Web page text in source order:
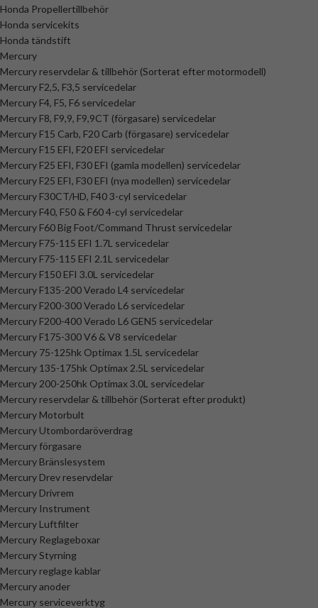
Honda Propellertillbehör
Honda servicekits
Honda tändstift
Mercury
Mercury reservdelar & tillbehör (Sorterat efter motormodell)
Mercury F2,5, F3,5 servicedelar
Mercury F4, F5, F6 servicedelar
Mercury F8, F9,9, F9,9CT (förgasare) servicedelar
Mercury F15 Carb, F20 Carb (förgasare) servicedelar
Mercury F15 EFI, F20 EFI servicedelar
Mercury F25 EFI, F30 EFI (gamla modellen) servicedelar
Mercury F25 EFI, F30 EFI (nya modellen) servicedelar
Mercury F30CT/HD, F40 3-cyl servicedelar
Mercury F40, F50 & F60 4-cyl servicedelar
Mercury F60 Big Foot/Command Thrust servicedelar
Mercury F75-115 EFI 1.7L servicedelar
Mercury F75-115 EFI 2.1L servicedelar
Mercury F150 EFI 3.0L servicedelar
Mercury F135-200 Verado L4 servicedelar
Mercury F200-300 Verado L6 servicedelar
Mercury F200-400 Verado L6 GEN5 servicedelar
Mercury F175-300 V6 & V8 servicedelar
Mercury 75-125hk Optimax 1.5L servicedelar
Mercury 135-175hk Optimax 2.5L servicedelar
Mercury 200-250hk Optimax 3.0L servicedelar
Mercury reservdelar & tillbehör (Sorterat efter produkt)
Mercury Motorbult
Mercury Utombordaröverdrag
Mercury förgasare
Mercury Bränslesystem
Mercury Drev reservdelar
Mercury Drivrem
Mercury Instrument
Mercury Luftfilter
Mercury Reglageboxar
Mercury Styrning
Mercury reglage kablar
Mercury anoder
Mercury serviceverktyg